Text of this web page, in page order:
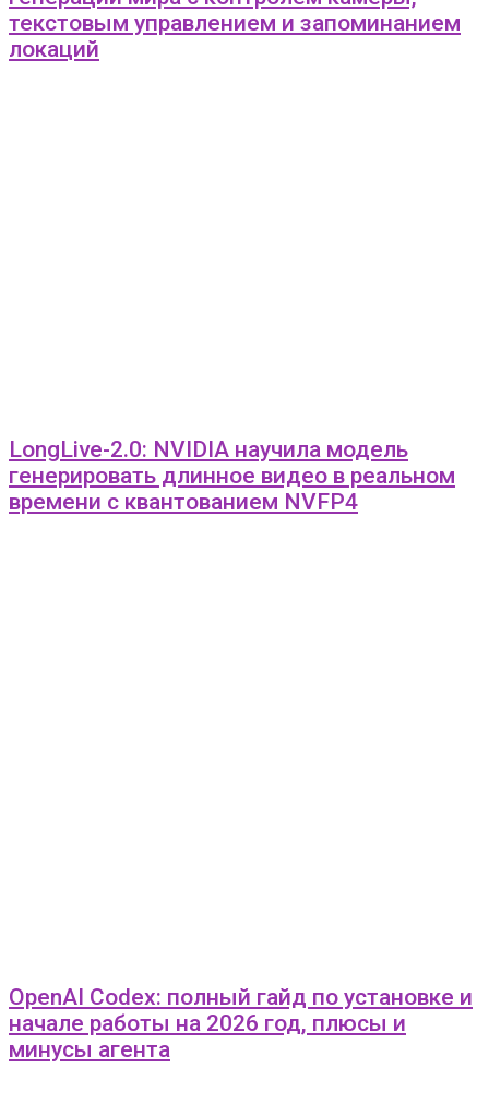
текстовым управлением и запоминанием
локаций
LongLive-2.0: NVIDIA научила модель
генерировать длинное видео в реальном
времени с квантованием NVFP4
OpenAI Codex: полный гайд по установке и
начале работы на 2026 год, плюсы и
минусы агента